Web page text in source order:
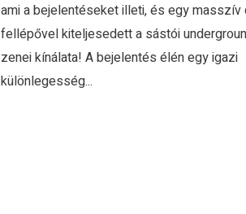
ami a bejelentéseket illeti, és egy masszív
fellépővel kiteljesedett a sástói
zenei kínálata! A bejelentés élén egy igazi
különlegesség...